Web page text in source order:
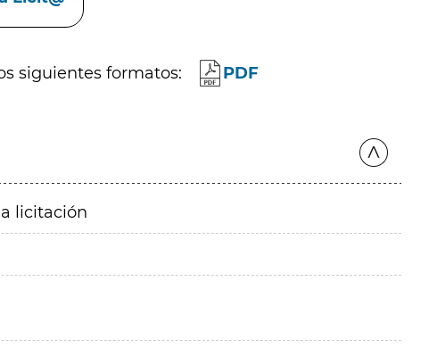
siguientes formatos: PDF
licitación